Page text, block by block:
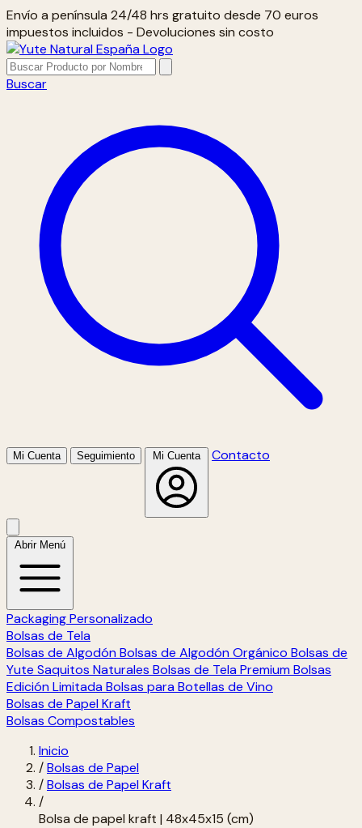
Envío a península 24/48 hrs gratuito desde 70 euros
impuestos incluidos - Devoluciones sin costo
Buscar
Mi Cuenta Seguimiento Mi Cuenta Contacto
Abrir Menú
Packaging Personalizado
Bolsas de Tela
Bolsas de Algodón Bolsas de Algodón Orgánico Bolsas de
Yute Saquitos Naturales Bolsas de Tela Premium Bolsas
Edición Limitada Bolsas para Botellas de Vino
Bolsas de Papel Kraft
Bolsas Compostables
Inicio
/Bolsas de Papel
/Bolsas de Papel Kraft
/
Bolsa de papel kraft | 48x45x15 (cm)